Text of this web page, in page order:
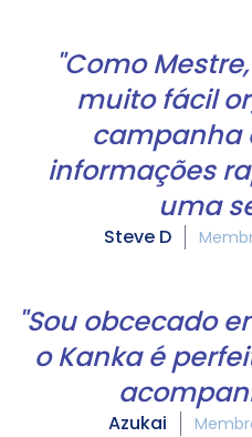
"Como
muito fácil
campanha
informações
uma
Steve D
"Sou obcecado
o Kanka é
Azukai